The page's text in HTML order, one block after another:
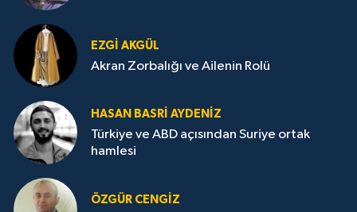
EZGI AKGÜL
Akran Zorbalığı ve Ailenin Rolü
HASAN BASRI AYDENIZ
Türkiye ve ABD açısından Suriye ortak
hamlesi
ÖZGÜR CENGIZ